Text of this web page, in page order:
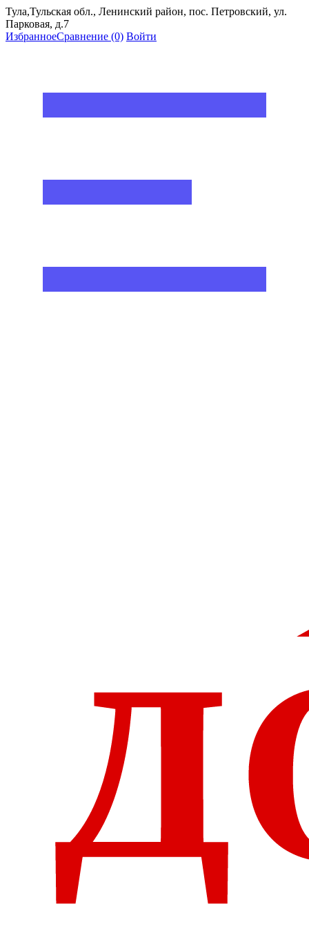
Тула,Тульская обл., Ленинский район, пос. Петровский, ул.
Парковая, д.7
ИзбранноеСравнение (0) Войти